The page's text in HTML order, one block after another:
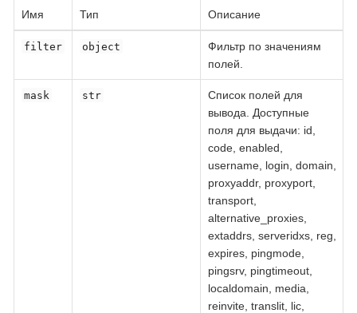
Имя Тип Описание
filter object
Фильтр по значениям
полей.
mask str
Список полей для
вывода. Доступные
поля для выдачи: id,
code, enabled,
username, login, domain,
proxyaddr, proxyport,
transport,
alternative_proxies,
extaddrs, serveridxs, reg,
expires, pingmode,
pingsrv, pingtimeout,
localdomain, media,
reinvite, translit, lic,